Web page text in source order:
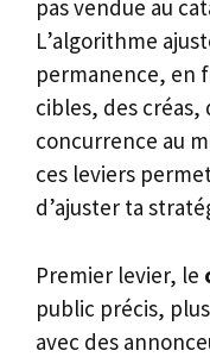
pas vendue au
L’algorithme
permanence, en
cibles, des créas,
concurrence au
ces leviers
d’ajuster ta
Premier levier, le
public précis,
avec des